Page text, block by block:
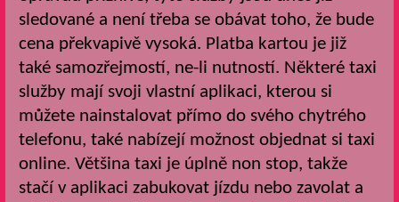
sledované a není třeba se obávat toho, že bude
cena překvapivě vysoká. Platba kartou je již
také samozřejmostí, ne-li nutností. Některé taxi
služby mají svoji vlastní aplikaci, kterou si
můžete nainstalovat přímo do svého chytrého
telefonu, také nabízejí možnost objednat si taxi
online. Většina taxi je úplně non stop, takže
stačí v aplikaci zabukovat jízdu nebo zavolat a